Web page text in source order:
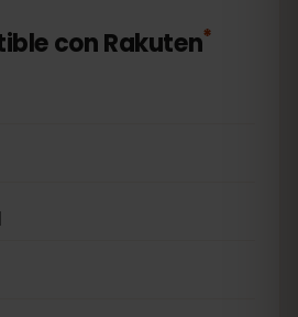
conRakuten*